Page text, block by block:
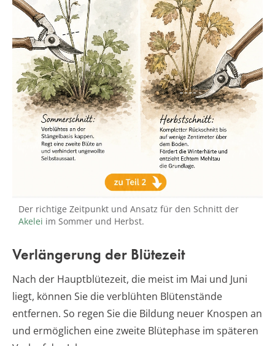
Der richtige Zeitpunkt und Ansatz für den Schnitt der
Akelei im Sommer und Herbst.
Verlängerung der Blütezeit
Nach der Hauptblütezeit, die meist im Mai und Juni
liegt, können Sie die verblühten Blütenstände
entfernen. So regen Sie die Bildung neuer Knospen an
und ermöglichen eine zweite Blütephase im späteren